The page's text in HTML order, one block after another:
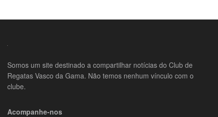
Somos um site destinado a compartilhar notícias do Club de
Regatas Vasco da Gama. Não temos nenhum vínculo com o
clube.
Acompanhe-nos